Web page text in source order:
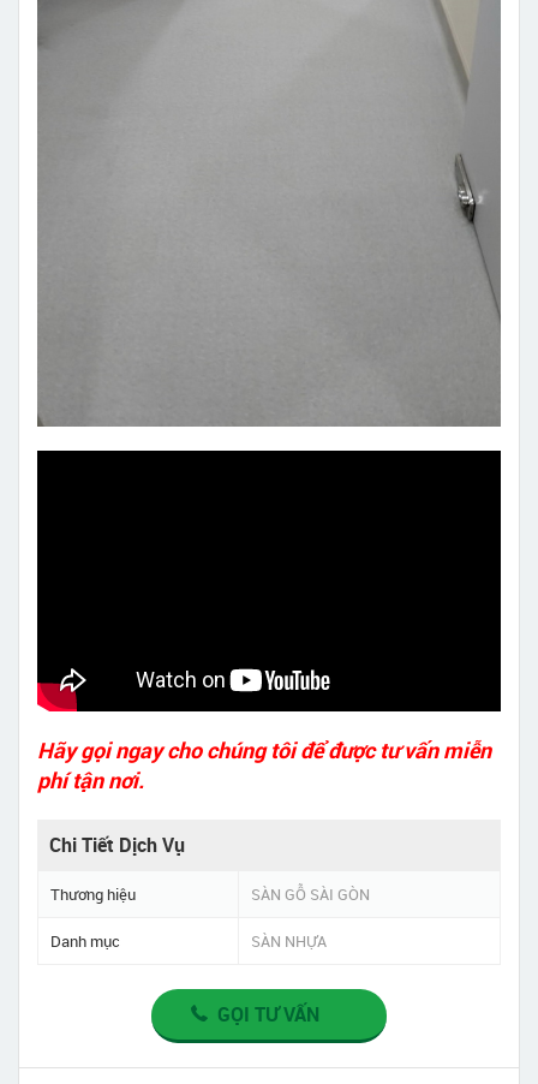
Hãy gọi ngay cho chúng tôi để được tư vấn miễn
phí tận nơi.
Chi Tiết Dịch Vụ
Thương hiệu SÀN GỖ SÀI GÒN
Danh mục SÀN NHỰA
GỌI TƯ VẤN